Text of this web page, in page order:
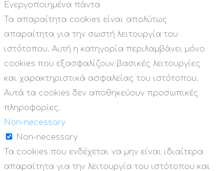
Ενεργοποιημένα πάντα
Τα απαραίτητα cookies είναι απολύτως
απαραίτητα για την σωστή λειτουργία του
ιστότοπου. Αυτή η κατηγορία περιλαμβάνει μόνο
cookies που εξασφαλίζουν βασικές λειτουργίες
και χαρακτηριστικά ασφαλείας του ιστότοπου.
Αυτά τα cookies δεν αποθηκεύουν προσωπικές
πληροφορίες.
Non-necessary
Non-necessary
Τα cookies που ενδέχεται να μην είναι ιδιαίτερα
απαραίτητα για την λειτουργία του ιστότοπου και